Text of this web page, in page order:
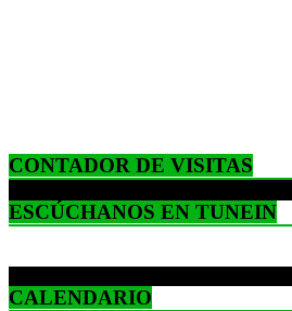
CONTADOR DE VISITAS
ESCÚCHANOS EN TUNEIN
CALENDARIO